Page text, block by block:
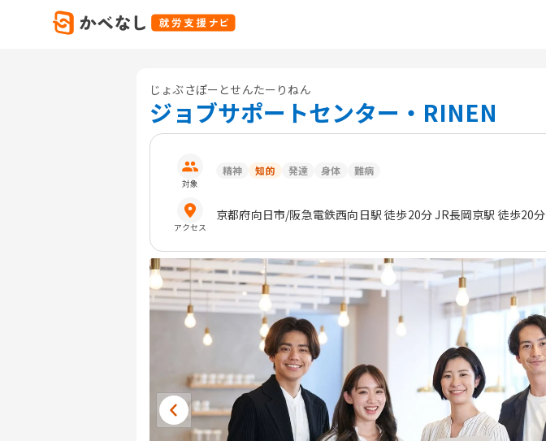
じょぶさぽーとせんたーりねん
ジョブサポートセンター・RINEN
対象
精神 知的 発達 身体 難病
アクセス
京都府向日市/阪急電鉄西向日駅 徒歩20分 JR長岡京駅 徒歩20分